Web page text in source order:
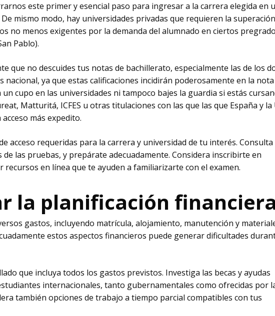
este primer y esencial paso para ingresar a la carrera elegida en
mismo modo, hay universidades privadas que requieren la superación
no menos exigentes por la demanda del alumnado en ciertos
Pablo).
que no descuides tus notas de bachillerato, especialmente las de los
ya que estas calificaciones incidirán poderosamente en la nota
cupo en las universidades ni tampoco bajes la guardia si estás
Matturitá, ICFES u otras titulaciones con las que las que España y la
más expedito.
acceso requeridas para la carrera y universidad de tu interés. Consulta
las pruebas, y prepárate adecuadamente. Considera inscribirte en
en línea que te ayuden a familiarizarte con el examen.
la planificación financiera
gastos, incluyendo matrícula, alojamiento, manutención y
estos aspectos financieros puede generar dificultades
que incluya todos los gastos previstos. Investiga las becas y ayudas
internacionales, tanto gubernamentales como ofrecidas por
también opciones de trabajo a tiempo parcial compatibles con tus